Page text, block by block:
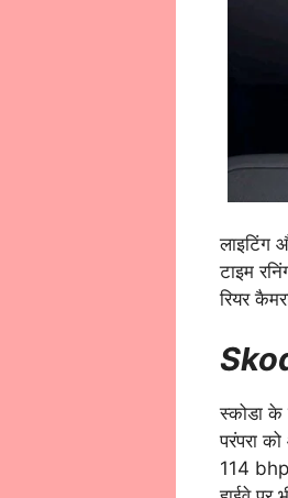
लाइटिंग
टाइम
रियर
स्कोडा के
परंपरा
114